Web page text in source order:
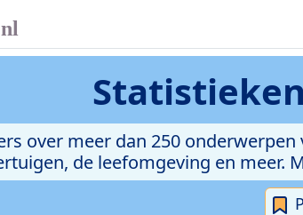
Statistieken
over meer dan 250
de leefomgeving en meer.